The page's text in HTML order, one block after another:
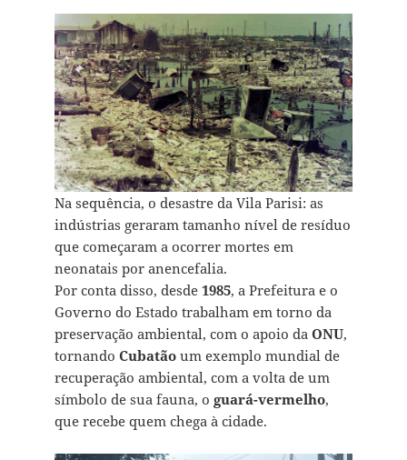
Na sequência, o desastre da Vila Parisi: as
indústrias geraram tamanho nível de resíduo
que começaram a ocorrer mortes em
neonatais por anencefalia.
Por conta disso, desde 1985, a Prefeitura e o
Governo do Estado trabalham em torno da
preservação ambiental, com o apoio da ONU,
tornando Cubatãoum exemplo mundial de
recuperação ambiental, com a volta de um
símbolo de sua fauna, o guará-vermelho,
que recebe quem chega à cidade.